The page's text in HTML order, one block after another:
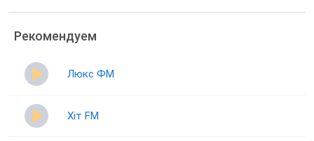
Рекомендуем
Люкс ФМ
Хіт FM